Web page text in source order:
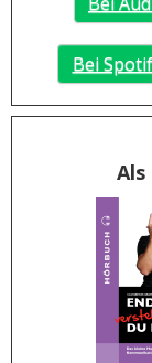
Bei
Als